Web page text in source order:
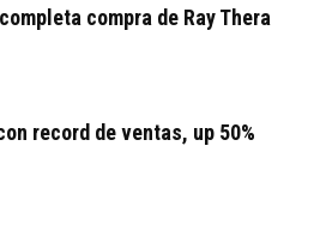
compra de Ray Thera
record de ventas, up 50%